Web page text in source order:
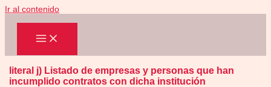
Ir al contenido
literal j) Listado de empresas y personas que han
incumplido contratos con dicha institución